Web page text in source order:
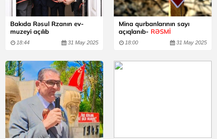
Bakıda Rəsul Rzanın ev-
muzeyi açılıb
18:44 31 May 2025
Mina qurbanlarının sayı
açıqlanıb- RƏSMİ
18:00 31 May 2025